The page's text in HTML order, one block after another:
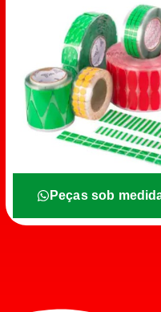
Peças sob